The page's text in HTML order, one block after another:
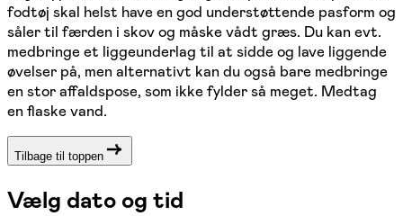
fodtøj skal helst have en god understøttende pasform og
såler til færden i skov og måske vådt græs. Du kan evt.
medbringe et liggeunderlag til at sidde og lave liggende
øvelser på, men alternativt kan du også bare medbringe
en stor affaldspose, som ikke fylder så meget. Medtag
en flaske vand.
Tilbage til toppen
Vælg dato og tid